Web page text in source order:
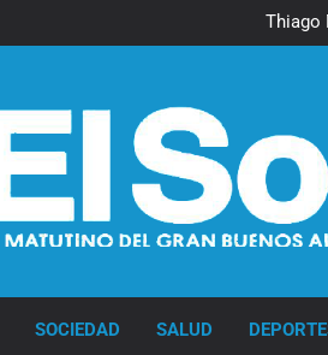
Thiago
La CGT y las dos
La CGT y las dos
SOCIEDAD SALUD